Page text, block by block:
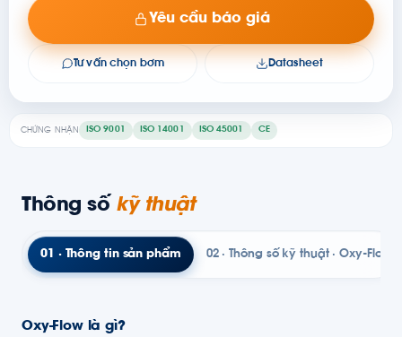
CHỨNG NHẬN ISO 9001 ISO 14001 ISO 45001 CE
Yêu cầu báo giá
Tư vấn chọn bơm Datasheet
Thông số kỹ thuật
01 · Thông tin sản phẩm 02 · Thông số kỹ thuật · Oxy-Flow
Oxy-Flow là gì?